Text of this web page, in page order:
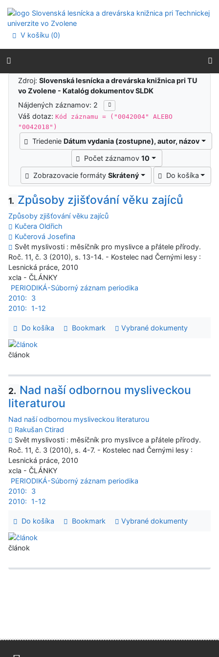
Prejsť na menu
Prehlásenie o webovej prístupnosti
V košíku (0)
Výsledky vyhľadávania
Zdroj:Slovenská lesnícka a drevárska knižnica pri TU
vo Zvolene - Katalóg dokumentov SLDK
Nájdených záznamov: 2
Váš dotaz:Kód záznamu = ("0042004" ALEBO
"0042018")
Triedenie Dátum vydania (zostupne), autor, názov
Počet záznamov10
Zobrazovacie formátySkrátený Do košíka
1. Způsoby zjišťování věku zajíců
Způsoby zjišťování věku zajíců
Kučera Oldřich
Kučerová Josefina
Svět myslivosti : měsíčník pro myslivce a přátele přírody.
Roč. 11, č. 3 (2010), s. 13-14. - Kostelec nad Černými lesy :
Lesnická práce, 2010
xcla - ČLÁNKY
PERIODIKÁ-Súborný záznam periodika
2010:
3
2010:
1-12
Do košíka Bookmark Vybrané dokumenty
článok
2. Nad naší odbornou mysliveckou
literaturou
Nad naší odbornou mysliveckou literaturou
Rakušan Ctirad
Svět myslivosti : měsíčník pro myslivce a přátele přírody.
Roč. 11, č. 3 (2010), s. 4-7. - Kostelec nad Černými lesy :
Lesnická práce, 2010
xcla - ČLÁNKY
PERIODIKÁ-Súborný záznam periodika
2010:
3
2010:
1-12
Do košíka Bookmark Vybrané dokumenty
článok